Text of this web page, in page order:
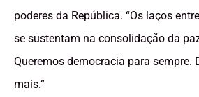
poderes da República. “Os laços
se sustentam na consolidação da
Queremos democracia para sempre.
mais.”